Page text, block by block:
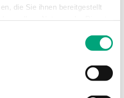
die Sie ihnen bereitgestellt